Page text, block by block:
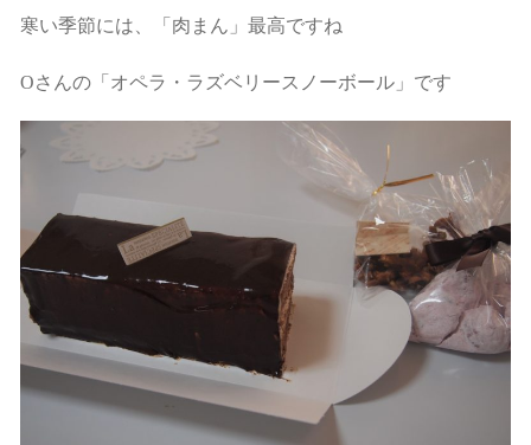
寒い季節には、「肉まん」最高ですね
Oさんの「オペラ・ラズベリースノーボール」です